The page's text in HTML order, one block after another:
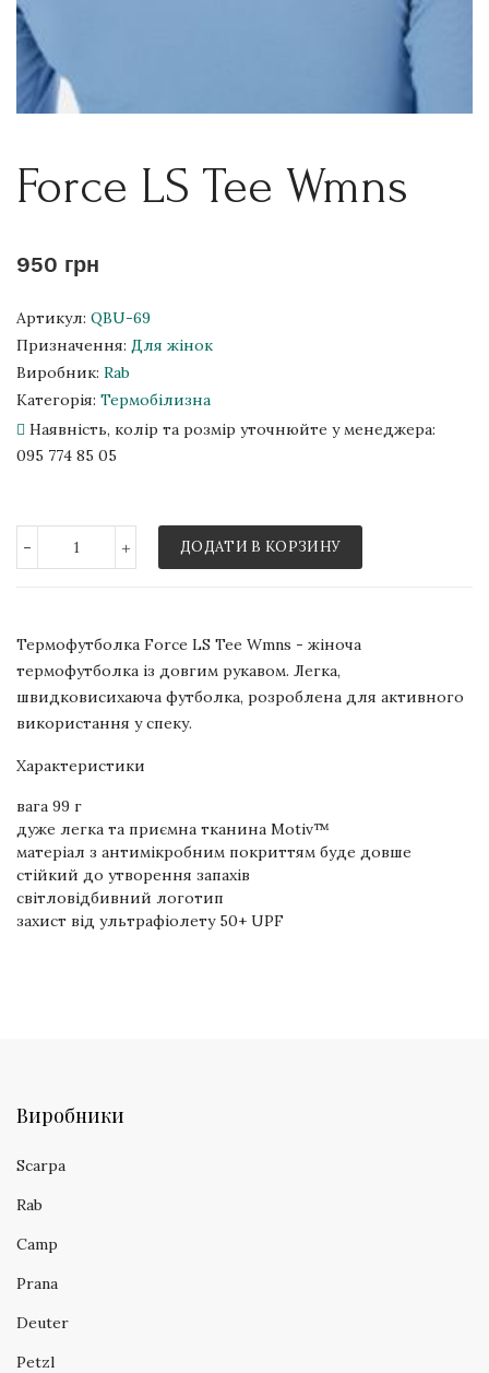
Force LS Tee Wmns
950 грн
Артикул: QBU-69
Призначення: Для жінок
Виробник: Rab
Категорія: Термобілизна
Наявність, колір та розмір уточнюйте у менеджера:
095 774 85 05
- + ДОДАТИ В КОРЗИНУ
Термофутболка Force LS Tee Wmns - жіноча
термофутболка із довгим рукавом. Легка,
швидковисихаюча футболка, розроблена для активного
використання у спеку.
Характеристики
вага 99 г
дуже легка та приємна тканина Motiv™
матеріал з антимікробним покриттям буде довше
стійкий до утворення запахів
світловідбивний логотип
захист від ультрафіолету 50+ UPF
Виробники
Scarpa
Rab
Camp
Prana
Deuter
Petzl